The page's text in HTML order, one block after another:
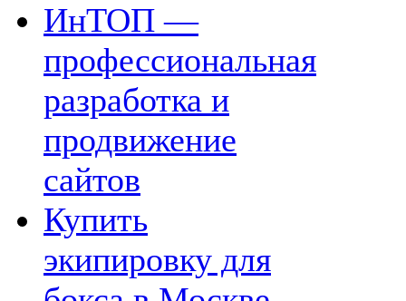
ИнТОП —
профессиональная
разработка и
продвижение
сайтов
Купить
экипировку для